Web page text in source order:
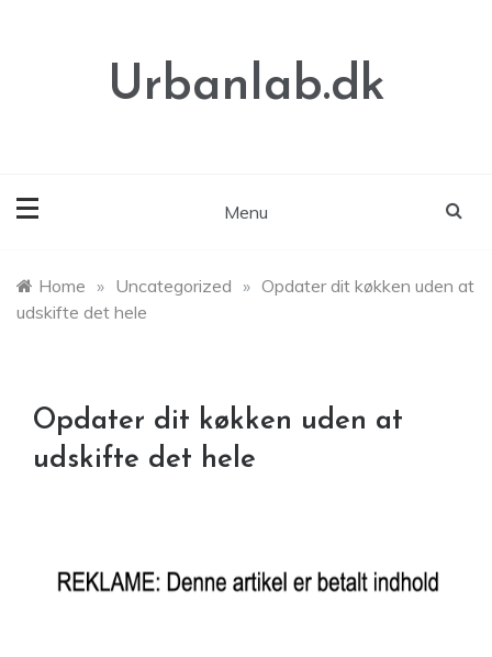
Urbanlab.dk
Menu
Home » Uncategorized » Opdater dit køkken uden at
udskifte det hele
Opdater dit køkken uden at
udskifte det hele